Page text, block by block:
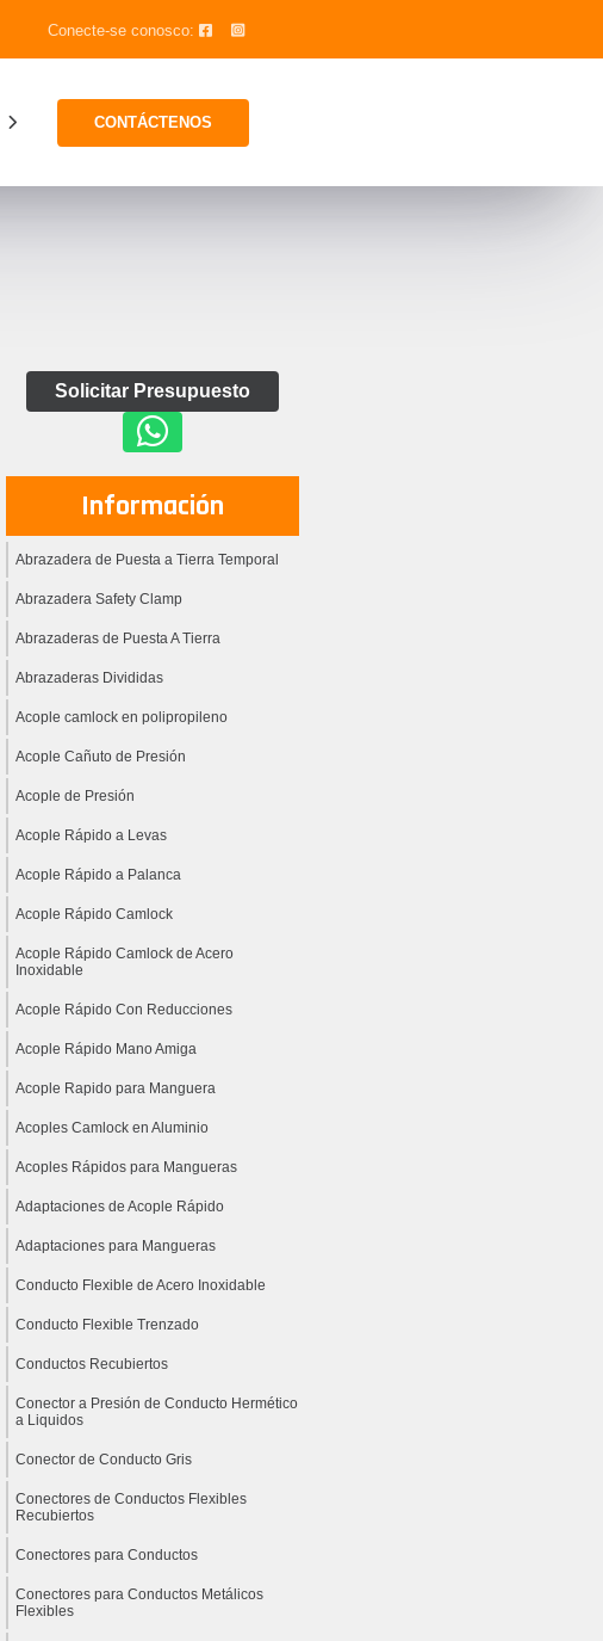
Conecte-se conosco:
CONTÁCTENOS
Solicitar Presupuesto
Información
Abrazadera de Puesta a Tierra Temporal
Abrazadera Safety Clamp
Abrazaderas de Puesta A Tierra
Abrazaderas Divididas
Acople camlock en polipropileno
Acople Cañuto de Presión
Acople de Presión
Acople Rápido a Levas
Acople Rápido a Palanca
Acople Rápido Camlock
Acople Rápido Camlock de Acero
Inoxidable
Acople Rápido Con Reducciones
Acople Rápido Mano Amiga
Acople Rapido para Manguera
Acoples Camlock en Aluminio
Acoples Rápidos para Mangueras
Adaptaciones de Acople Rápido
Adaptaciones para Mangueras
Conducto Flexible de Acero Inoxidable
Conducto Flexible Trenzado
Conductos Recubiertos
Conector a Presión de Conducto Hermético
a Liquidos
Conector de Conducto Gris
Conectores de Conductos Flexibles
Recubiertos
Conectores para Conductos
Conectores para Conductos Metálicos
Flexibles